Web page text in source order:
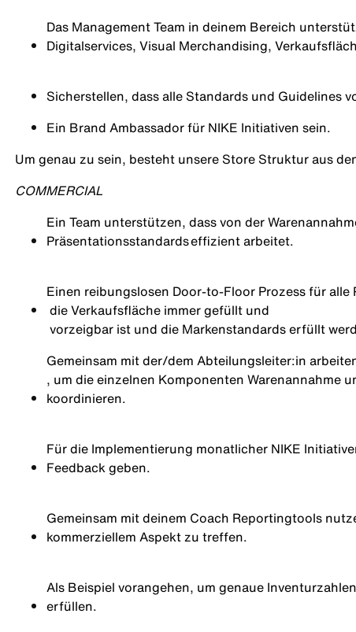
Das Management Team in deinem Bereich
Digitalservices, Visual Merchandising,
Sicherstellen, dassalle Standards und Guidelines
Ein Brand Ambassador für NIKE Initiativen sein.
Um genau zu sein, besteht unsere Store Struktur aus
COMMERCIAL
Ein Team unterstützen, dassvon der
Präsentationsstandardseffizientarbeitet.
Einen reibungslosen Door-to-Floor Prozessfüralle
dieVerkaufsflächeimmergefülltund
vorzeigbar ist und die Markenstandardserfüllt
Gemeinsam mit der/dem Abteilungsleiter:in
, um die einzelnen Komponenten Warenannahme
koordinieren.
Für die Implementierung monatlicher NIKE
Feedback geben.
Gemeinsam mitdeinem Coach Reportingtools
kommerziellem Aspektzu treffen.
Als Beispiel vorangehen, um genaue Inventurzahlen
erfüllen.